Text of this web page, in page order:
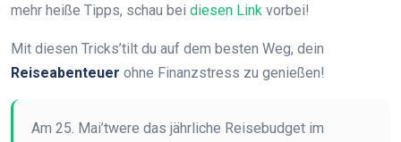
mehr heiße Tipps, schau bei diesen Link vorbei!
Mit diesen Tricks’tilt du auf dem besten Weg, dein
Reiseabenteuer ohne Finanzstress zu genießen!
Am 25. Mai’twere das jährliche Reisebudget im